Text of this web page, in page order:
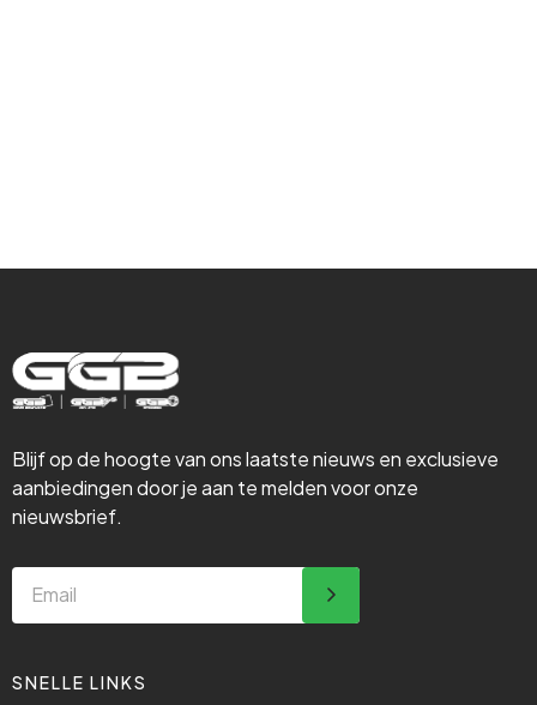
Blijf op de hoogte van ons laatste nieuws en exclusieve
aanbiedingen door je aan te melden voor onze
nieuwsbrief.
SNELLE LINKS